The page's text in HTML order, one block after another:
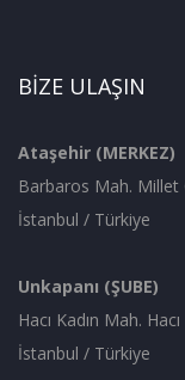
BİZE ULAŞIN
Ataşehir (MERKEZ)
Barbaros Mah. Millet
İstanbul / Türkiye
Unkapanı (ŞUBE)
Hacı Kadın Mah.
İstanbul / Türkiye